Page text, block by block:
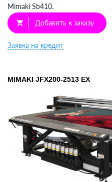
Mimaki Sb410.
shopping_cart Добавить к заказу
Заявка на кредит
MIMAKI JFX200-2513 EX